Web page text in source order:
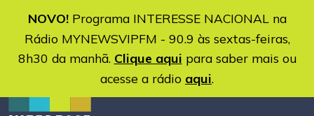
NOVO!Programa INTERESSE NACIONAL na
Rádio MYNEWSVIPFM - 90.9 às sextas-feiras,
8h30 da manhã. Clique aqui para saber mais ou
acesse a rádio aqui.